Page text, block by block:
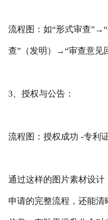
流程图：如“形式审查
查”（发明）→“审查意见
3、授权与公告：
流程图：授权成功 -专利
通过这样的图片素材设计
申请的完整流程，还能